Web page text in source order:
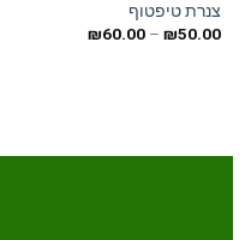
צנרת טיפטוף
₪50.00
–
₪60.00